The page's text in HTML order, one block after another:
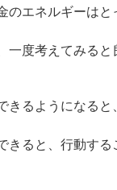
のエネルギーはと
一度考えてみると
きるようになると
きると、行動する